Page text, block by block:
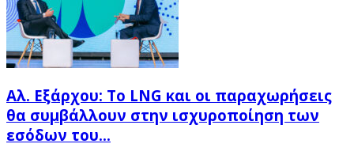
Αλ. Εξάρχου: Το LNG και οι παραχωρήσεις
θα συμβάλλουν στην ισχυροποίηση των
εσόδων του...